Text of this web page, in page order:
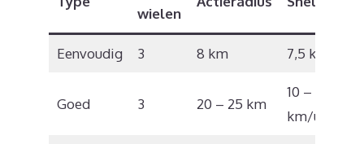
wielen
Eenvoudig 3 8 km 7,5 km/u
Goed 3 20 – 25 km
10 – 12
km/u